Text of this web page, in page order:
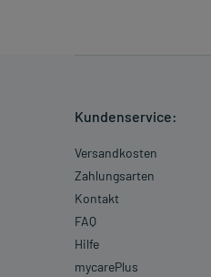
Kundenservice:
Versandkosten
Zahlungsarten
Kontakt
FAQ
Hilfe
mycarePlus